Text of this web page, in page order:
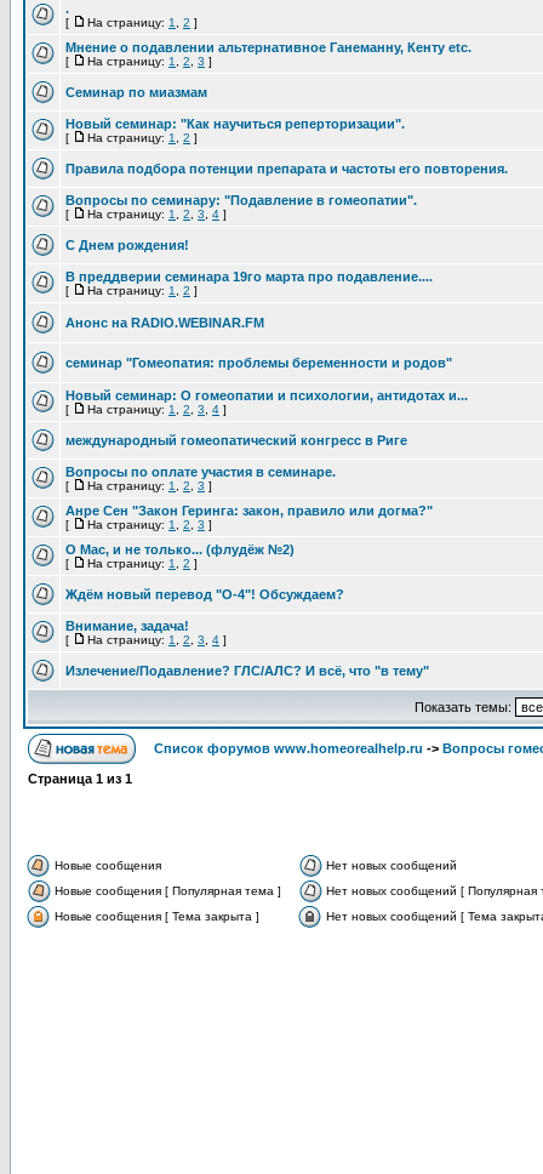
.
[ На страницу: 1 2 ]
Мнение о подавлении альтернативное Ганеманну, Кенту etc.
[ На страницу: 1 2 3 ]
Семинар по миазмам
Новый семинар: "Как научиться реперторизации".
[ На страницу: 1 2 ]
Правила подбора потенции препарата и частоты его повторения.
Вопросы по семинару: "Подавление в гомеопатии".
[ На страницу: 1 2 3 4 ]
С Днем рождения!
В преддверии семинара 19го марта про подавление....
[ На страницу: 1 2 ]
Анонс на RADIO.WEBINAR.FM
семинар "Гомеопатия: проблемы беременности и родов"
Новый семинар: О гомеопатии и психологии, антидотах и...
[ На страницу: 1 2 3 4 ]
международный гомеопатический конгресс в Риге
Вопросы по оплате участия в семинаре.
[ На страницу: 1 2 3 ]
Анре Сен "Закон Геринга: закон, правило или догма?"
[ На страницу: 1 2 3 ]
О Mac, и не только... (флудёж №2)
[ На страницу: 1 2 ]
Ждём новый перевод "О-4"! Обсуждаем?
Внимание, задача!
[ На страницу: 1 2 3 4 ]
Излечение/Подавление? ГЛС/АЛС? И всё, что "в тему"
Показать темы:
Список форумов www.homeorealhelp.ru -> Вопросы
Страница 1 из 1
Новые сообщения
Нет новых сообщений
Новые сообщения [ Популярная тема ]
Нет новых сообщений [ Популярная
Новые сообщения [ Тема закрыта ]
Нет новых сообщений [ Тема